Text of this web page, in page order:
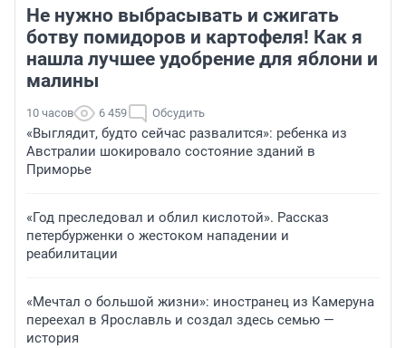
Не нужно выбрасывать и сжигать
ботву помидоров и картофеля! Как я
нашла лучшее удобрение для яблони и
малины
10 часов 6 459 Обсудить
«Выглядит, будто сейчас развалится»: ребенка из
Австралии шокировало состояние зданий в
Приморье
«Год преследовал и облил кислотой». Рассказ
петербурженки о жестоком нападении и
реабилитации
«Мечтал о большой жизни»: иностранец из Камеруна
переехал в Ярославль и создал здесь семью —
история